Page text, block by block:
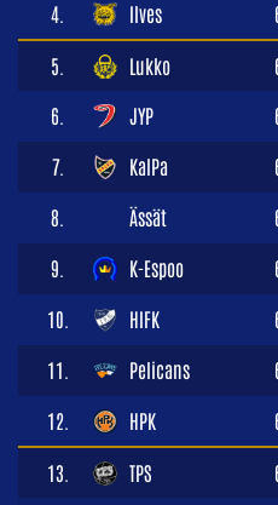
4. Ilves
5. Lukko
6. JYP
7. KalPa
8. Ässät
9. K-Espoo
10. HIFK
11. Pelicans
12. HPK
13. TPS